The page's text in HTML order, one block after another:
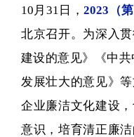
10月31日，2023（
北京召开。为深入
建设的意见》《中
发展壮大的意见》
企业廉洁文化建设
意识，培育清正廉